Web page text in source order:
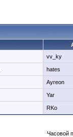
vv_ky
hates
Ayreon
Yar
RKo
Часовой